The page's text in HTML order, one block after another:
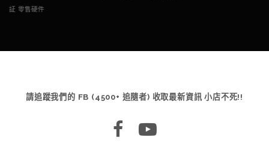
証 零售硬件
請追蹤我們的 FB (4500+ 追隨者) 收取最新資訊 小店不死!!